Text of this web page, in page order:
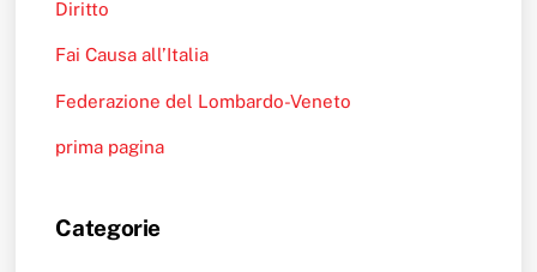
Diritto
Fai Causa all’Italia
Federazione del Lombardo-Veneto
prima pagina
Categorie